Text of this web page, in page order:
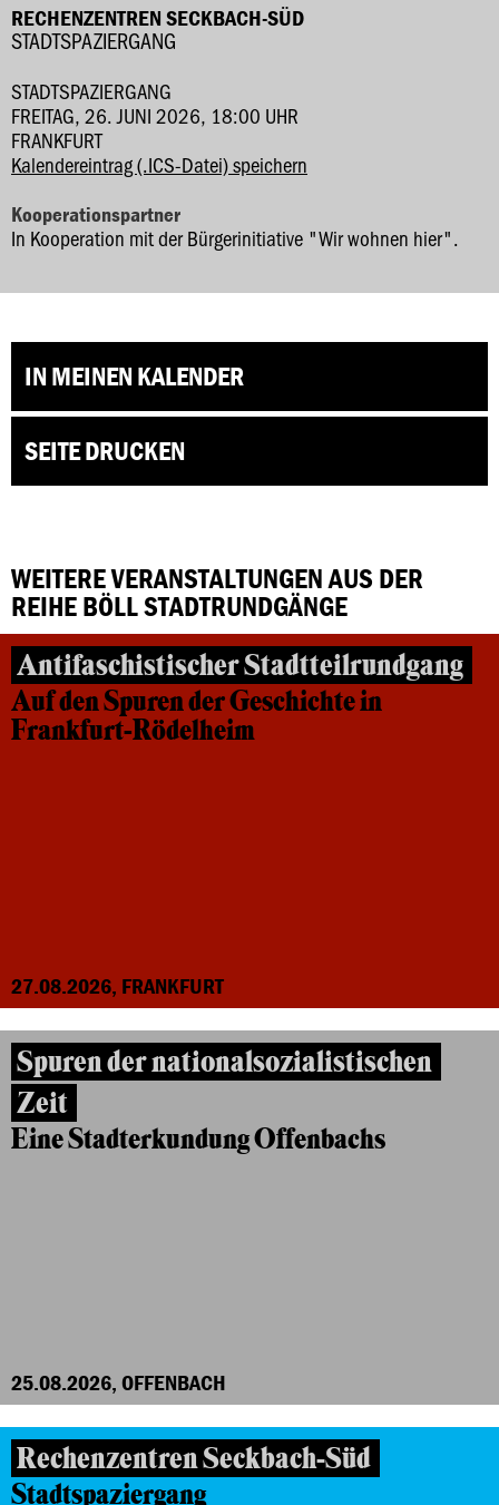
RECHENZENTREN SECKBACH-SÜD
STADTSPAZIERGANG
STADTSPAZIERGANG
FREITAG, 26. JUNI 2026, 18:00 UHR
FRANKFURT
Kalendereintrag (.ICS-Datei) speichern
Kooperationspartner
In Kooperation mit der Bürgerinitiative "Wir wohnen hier".
IN MEINEN KALENDER
SEITE DRUCKEN
WEITERE VERANSTALTUNGEN AUS DER
REIHE BÖLL STADTRUNDGÄNGE
Antifaschistischer Stadtteilrundgang
Auf den Spuren der Geschichte in
Frankfurt-Rödelheim
27.08.2026, FRANKFURT
Spuren der nationalsozialistischen
Zeit
Eine Stadterkundung Offenbachs
25.08.2026, OFFENBACH
Rechenzentren Seckbach-Süd
Stadtspaziergang